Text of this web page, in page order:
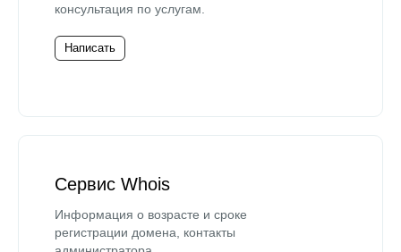
консультация по услугам.
Написать
Сервис Whois
Информация о возрасте и сроке
регистрации домена, контакты